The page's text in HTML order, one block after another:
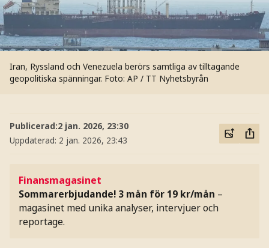
Iran, Ryssland och Venezuela berörs samtliga av tilltagande
geopolitiska spänningar. Foto: AP / TT Nyhetsbyrån
Publicerad:2 jan. 2026, 23:30
Uppdaterad: 2 jan. 2026, 23:43
Finansmagasinet
Sommarerbjudande! 3 mån för 19 kr/mån –
magasinet med unika analyser, intervjuer och
reportage.